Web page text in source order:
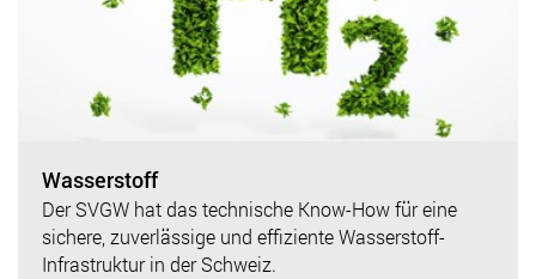
Wasserstoff
Der SVGW hat das technische Know-How für eine
sichere,​ zuverlässige und effiziente Wasserstoff-
Infrastruktur in der Schweiz.